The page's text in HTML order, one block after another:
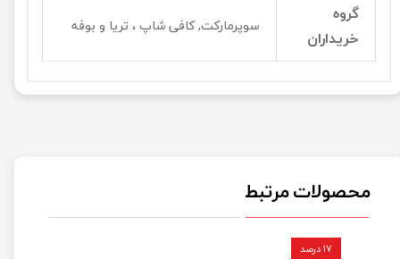
گروه
خریداران
سوپرمارکت, کافی شاپ ، تریا و بوفه
محصولات مرتبط
۱۷ درصد